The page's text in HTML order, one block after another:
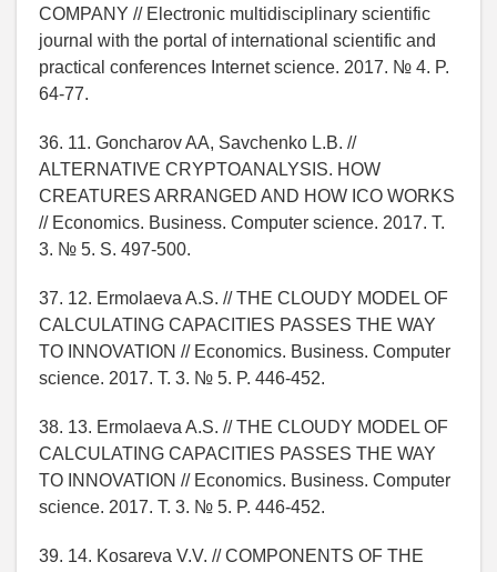
COMPANY // Electronic multidisciplinary scientific
journal with the portal of international scientific and
practical conferences Internet science. 2017. № 4. P.
64-77.
36. 11. Goncharov AA, Savchenko L.B. //
ALTERNATIVE CRYPTOANALYSIS. HOW
CREATURES ARRANGED AND HOW ICO WORKS
// Economics. Business. Computer science. 2017. T.
3. № 5. S. 497-500.
37. 12. Ermolaeva A.S. // THE CLOUDY MODEL OF
CALCULATING CAPACITIES PASSES THE WAY
TO INNOVATION // Economics. Business. Computer
science. 2017. T. 3. № 5. P. 446-452.
38. 13. Ermolaeva A.S. // THE CLOUDY MODEL OF
CALCULATING CAPACITIES PASSES THE WAY
TO INNOVATION // Economics. Business. Computer
science. 2017. T. 3. № 5. P. 446-452.
39. 14. Kosareva V.V. // COMPONENTS OF THE